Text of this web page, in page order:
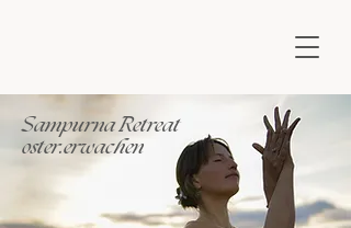
Sampurna Retreat
oster.erwachen